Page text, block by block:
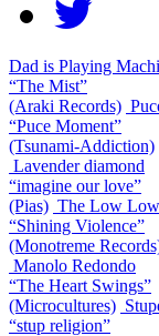
Dad is Playing
“The Mist”
(Araki Records)
“Puce Moment”
(Tsunami-Addiction)
Lavender diamond
“imagine our love”
(Pias) The Low
“Shining Violence”
(Monotreme
Manolo Redondo
“The Heart Swings”
(Microcultures)
“stup religion”